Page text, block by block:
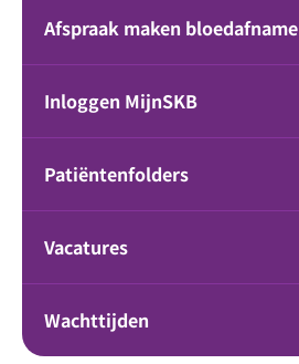
Afspraak maken bloedafname
Inloggen MijnSKB
Patiëntenfolders
Vacatures
Wachttijden